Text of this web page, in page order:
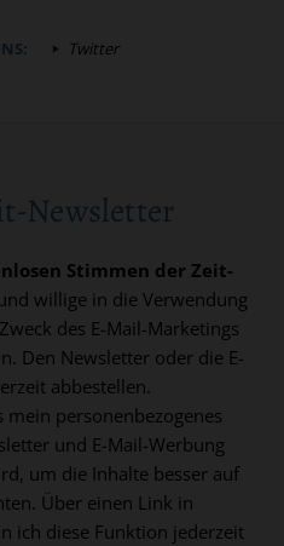
Twitter
Newsletter
Stimmen der Zeit-
willige in die Verwendung
des E-Mail-Marketings
Den Newsletter oder die E-
abbestellen.
mein personenbezogenes
und E-Mail-Werbung
um die Inhalte besser auf
Über einen Link in
ich diese Funktion jederzeit